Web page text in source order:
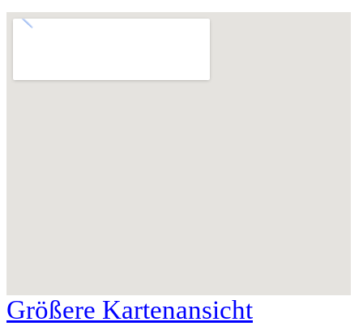
Größere Kartenansicht